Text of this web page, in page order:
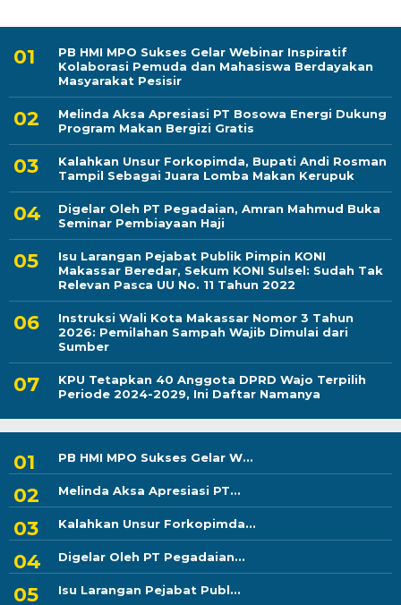
PB HMI MPO Sukses Gelar Webinar Inspiratif
Kolaborasi Pemuda dan Mahasiswa Berdayakan
Masyarakat Pesisir
Melinda Aksa Apresiasi PT Bosowa Energi Dukung
Program Makan Bergizi Gratis
Kalahkan Unsur Forkopimda, Bupati Andi Rosman
Tampil Sebagai Juara Lomba Makan Kerupuk
Digelar Oleh PT Pegadaian, Amran Mahmud Buka
Seminar Pembiayaan Haji
Isu Larangan Pejabat Publik Pimpin KONI
Makassar Beredar, Sekum KONI Sulsel: Sudah Tak
Relevan Pasca UU No. 11 Tahun 2022
Instruksi Wali Kota Makassar Nomor 3 Tahun
2026: Pemilahan Sampah Wajib Dimulai dari
Sumber
KPU Tetapkan 40 Anggota DPRD Wajo Terpilih
Periode 2024-2029, Ini Daftar Namanya
PB HMI MPO Sukses Gelar W...
Melinda Aksa Apresiasi PT...
Kalahkan Unsur Forkopimda...
Digelar Oleh PT Pegadaian...
Isu Larangan Pejabat Publ...